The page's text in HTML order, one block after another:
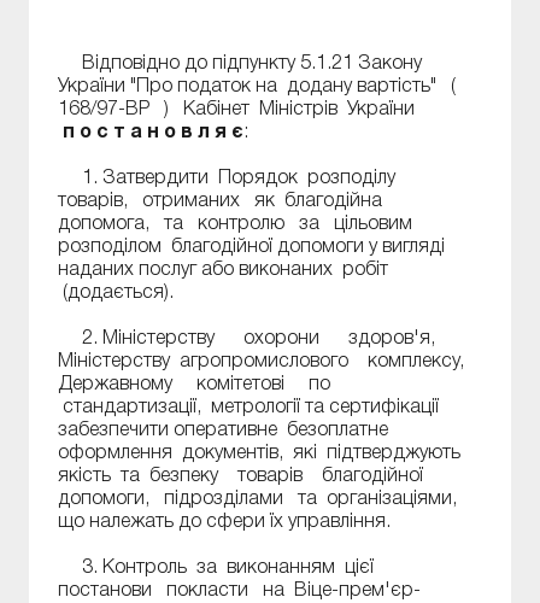
Відповідно до підпункту 5.1.21 Закону
України "Про податок на додану вартість" (
168/97-ВР ) Кабінет Міністрів України
п о с т а н о в л я є :
1. Затвердити Порядок розподілу
товарів, отриманих як благодійна
допомога, та контролю за цільовим
розподілом благодійної допомоги у вигляді
наданих послуг або виконаних робіт
(додається).
2. Міністерству охорони здоров'я,
Міністерству агропромислового комплексу,
Державному комітетові по
стандартизації, метрології та сертифікації
забезпечити оперативне безоплатне
оформлення документів, які підтверджують
якість та безпеку товарів благодійної
допомоги, підрозділами та організаціями,
що належать до сфери їх управління.
3. Контроль за виконанням цієї
постанови покласти на Віце-прем'єр-